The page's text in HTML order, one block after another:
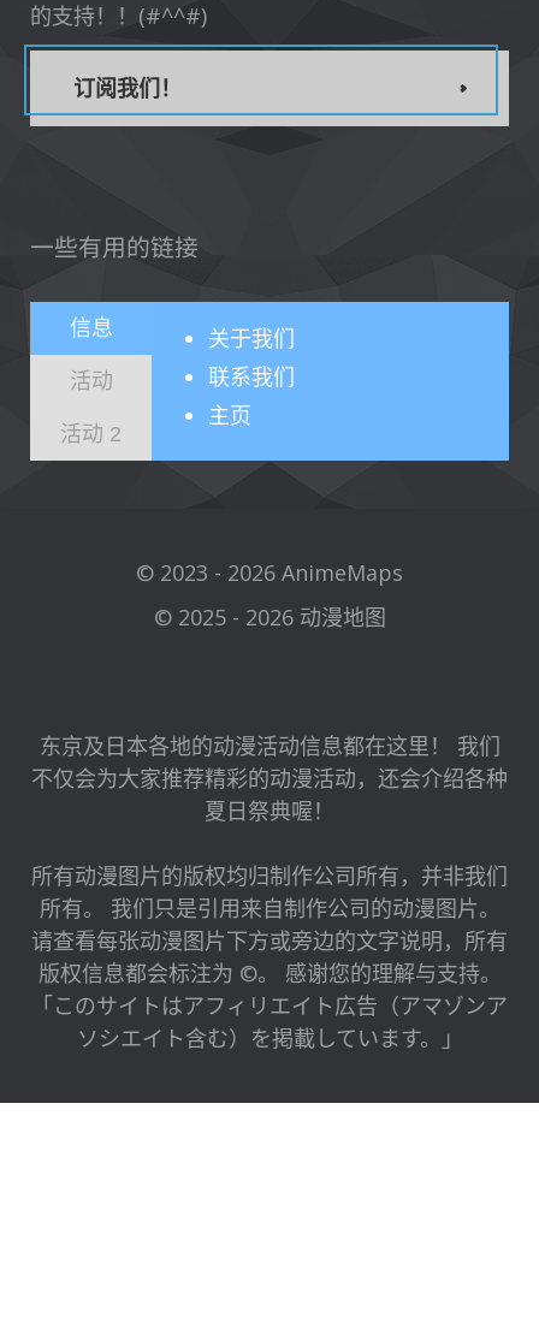
的支持！！(#^^#)
订阅我们！
一些有用的链接
信息
活动
活动 2
关于我们
联系我们
主页
© 2023 - 2026 AnimeMaps
© 2025 - 2026 动漫地图
东京及日本各地的动漫活动信息都在这里！ 我们
不仅会为大家推荐精彩的动漫活动，还会介绍各种
夏日祭典喔！
所有动漫图片的版权均归制作公司所有，并非我们
所有。 我们只是引用来自制作公司的动漫图片。
请查看每张动漫图片下方或旁边的文字说明，所有
版权信息都会标注为 ©。 感谢您的理解与支持。
「このサイトはアフィリエイト広告（アマゾンア
ソシエイト含む）を掲載しています。」